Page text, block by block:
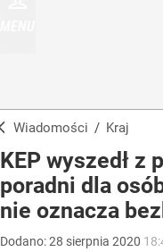
Wiadomości / Kraj
KEP wyszedł z
poradni dla
nie oznacza
Dodano:28 sierpnia 2020